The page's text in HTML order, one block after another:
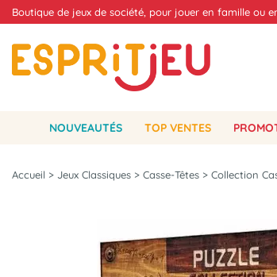
Boutique de jeux de société, pour jouer en famille ou
NOUVEAUTÉS TOP VENTES
Accueil > Jeux Classiques > Casse-Têtes > Collection